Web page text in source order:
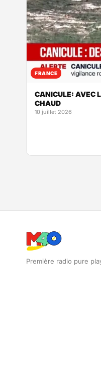
FRANCE
CANICULE: AVEC
CHAUD
10 juillet 2026
Première radio pure